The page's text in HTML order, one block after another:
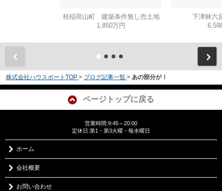
桂稲荷山町 建築条件無し売土地
1,850万円
下津林六
株式会社ハウスポートTOP > ブログ記事一覧 > あの部分が！
ページトップに戻る
営業時間:9:45～20:00
定休日:第1・第3火曜・毎水曜日
ホーム
会社概要
お問い合わせ